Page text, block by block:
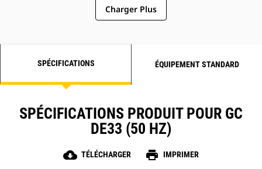
Charger Plus
SPÉCIFICATIONS ÉQUIPEMENT STANDARD
SPÉCIFICATIONS PRODUIT POUR GC
DE33 (50 HZ)
cloud_download TÉLÉCHARGER print IMPRIMER